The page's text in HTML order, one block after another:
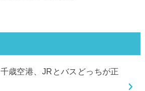
歳空港、JRとバスどっちが正